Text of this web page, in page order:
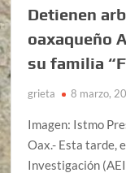
Detienen
oaxaqueño
su familia
grieta 8 marzo,
Imagen: Istmo
Oax.- Esta tarde,
Investigación